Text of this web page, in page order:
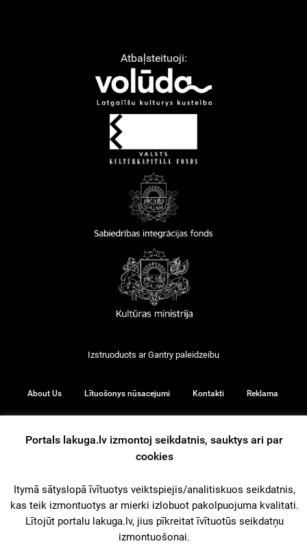
Atbaļsteituoji:
Izstruoduots arGantry paleidzeibu
About Us Lītuošonys nūsacejumi Kontakti Reklama
© 2026
iz augšu
Portals lakuga.lv izmontoj seikdatnis, sauktys ari par
cookies
Itymā sātyslopā īvītuotys veiktspiejis/analitiskuos seikdatnis,
kas teik izmontuotys ar mierki izlobuot pakolpuojuma kvalitati.
Lītojūt portalu lakuga.lv, jius pīkreitat īvītuotūs seikdatņu
izmontuošonai.